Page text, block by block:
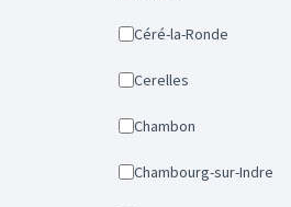
Céré-la-Ronde
Cerelles
Chambon
Chambourg-sur-Indre